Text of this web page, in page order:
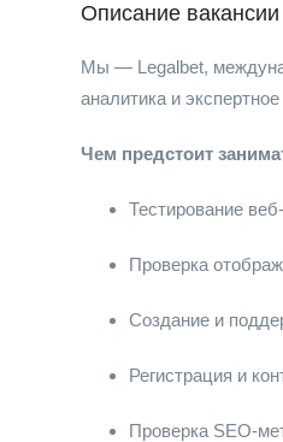
Описание вакансии
Мы — Legalbet,
аналитика и
Чем предстоит
Тестирование
Проверка
Создание и
Регистрация и
Проверка SEO-